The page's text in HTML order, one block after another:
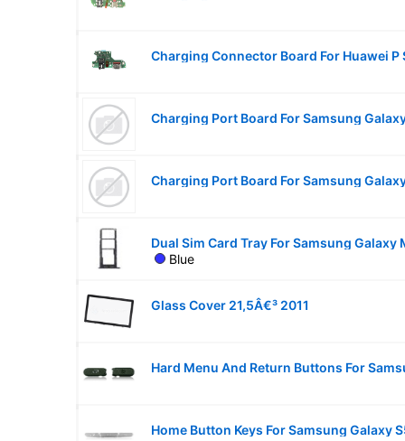
Charging Port Board For Samsung
Blue
Glass Cover 21,5Â€³ 2011